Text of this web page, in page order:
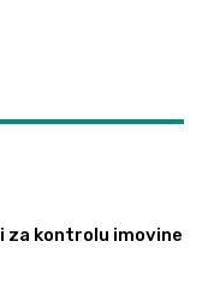
za kontrolu imovine